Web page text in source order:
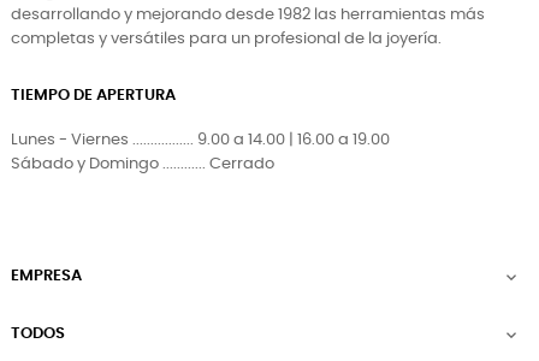
desarrollando y mejorando desde 1982 las herramientas más
completas y versátiles para un profesional de la joyería.
TIEMPO DE APERTURA
Lunes - Viernes ................. 9.00 a 14.00 | 16.00 a 19.00
Sábado y Domingo ............ Cerrado
EMPRESA 
TODOS 